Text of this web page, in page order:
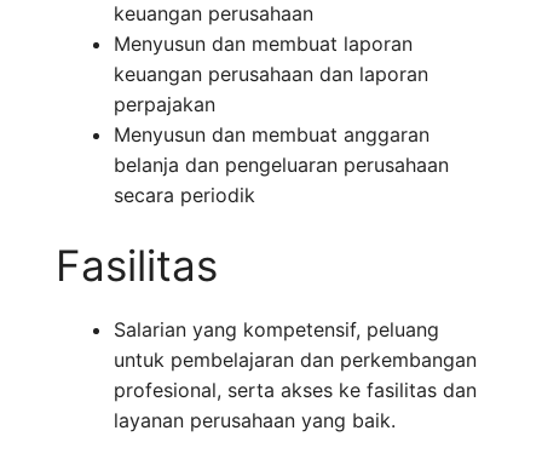
keuangan perusahaan
Menyusun dan membuat laporan
keuangan perusahaan dan laporan
perpajakan
Menyusun dan membuat anggaran
belanja dan pengeluaran perusahaan
secara periodik
Fasilitas
Salarian yang kompetensif, peluang
untuk pembelajaran dan perkembangan
profesional, serta akses ke fasilitas dan
layanan perusahaan yang baik.